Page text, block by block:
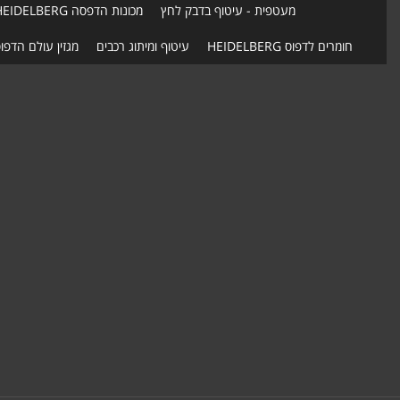
מעטפית - עיטוף בדבק לחץ מכונות הדפסה HEIDELBERG
חומרים לדפוס HEIDELBERG עיטוף ומיתוג רכבים מגזין עולם